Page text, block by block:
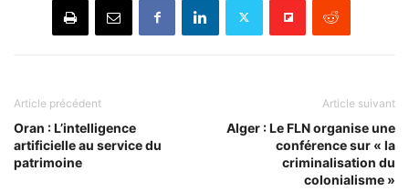
Article précédent
Oran : L’intelligence
artificielle au service du
patrimoine
Article suivant
Alger : Le FLN organise une
conférence sur « la
criminalisation du
colonialisme »